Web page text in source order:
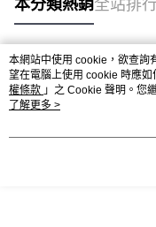
本分類熱銷全站排行
熱門標籤
本網站中使用 cookie，欲查詢
望在電腦上使用 cookie 時應
權條款 」之 Cookie 聲明。您
用條款之 Cookie 聲明使用
了解更多 >